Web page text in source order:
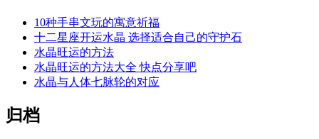
10种手串文玩的寓意祈福
十二星座开运水晶 选择适合自己的守护石
水晶旺运的方法
水晶旺运的方法大全 快点分享吧
水晶与人体七脉轮的对应
归档